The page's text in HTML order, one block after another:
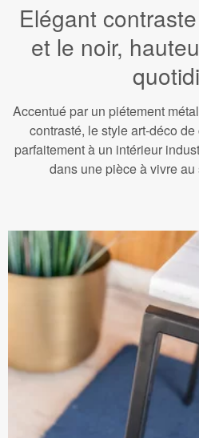
Elégant
et le noir,
Accentué par un piétement
contrasté, le style art-déco
parfaitement à un intérieur
dans une pièce à vivre